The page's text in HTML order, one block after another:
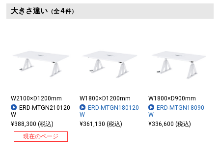
大きさ違い（全4件）
W2100×D1200mm
ERD-MTGN210120
W
¥388,300 (税込)
現在のページ
W1800×D1200mm
ERD-MTGN180120
W
¥361,130 (税込)
W1800×D900mm
ERD-MTGN18090
W
¥336,600 (税込)